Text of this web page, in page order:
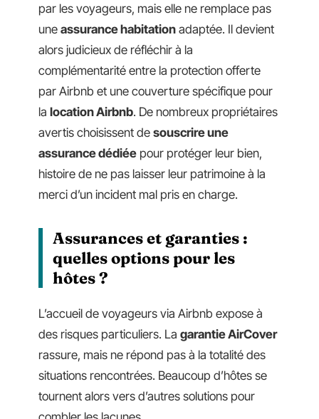
par les voyageurs, mais elle ne remplace pas
une assurance habitation adaptée. Il devient
alors judicieux de réfléchir à la
complémentarité entre la protection offerte
par Airbnb et une couverture spécifique pour
la location Airbnb. De nombreux propriétaires
avertis choisissent de souscrire une
assurance dédiée pour protéger leur bien,
histoire de ne pas laisser leur patrimoine à la
merci d’un incident mal pris en charge.
Assurances et garanties :
quelles options pour les
hôtes ?
L’accueil de voyageurs via Airbnb expose à
des risques particuliers. La garantie AirCover
rassure, mais ne répond pas à la totalité des
situations rencontrées. Beaucoup d’hôtes se
tournent alors vers d’autres solutions pour